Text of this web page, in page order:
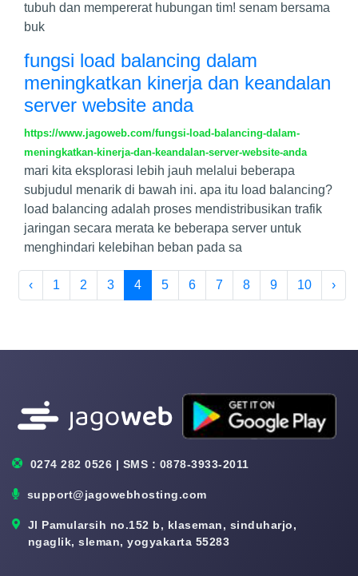
tubuh dan mempererat hubungan tim! senam bersama
buk
fungsi load balancing dalam
meningkatkan kinerja dan keandalan
server website anda
https://www.jagoweb.com/fungsi-load-balancing-dalam-
meningkatkan-kinerja-dan-keandalan-server-website-anda
mari kita eksplorasi lebih jauh melalui beberapa
subjudul menarik di bawah ini. apa itu load balancing?
load balancing adalah proses mendistribusikan trafik
jaringan secara merata ke beberapa server untuk
menghindari kelebihan beban pada sa
‹ 1 2 3 4 5 6 7 8 9 10 ›
0274 282 0526 | SMS : 0878-3933-2011
support@jagowebhosting.com
Jl Pamularsih no.152 b, klaseman, sinduharjo,
ngaglik, sleman, yogyakarta 55283